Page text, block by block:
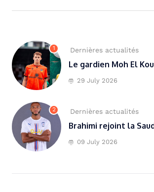
1 Dernières actualités
Le gardien Moh El
29 July 2026
2 Dernières actualités
Brahimi rejoint la
09 July 2026